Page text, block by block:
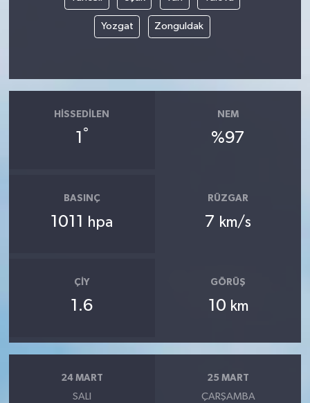
Yozgat Zonguldak
HISSEDILEN
1 °
NEM
%97
BASINÇ
1011 hpa
RÜZGAR
7 km/s
ÇIY
1.6
GÖRÜŞ
10 km
24 MART
SALI
25 MART
ÇARŞAMBA